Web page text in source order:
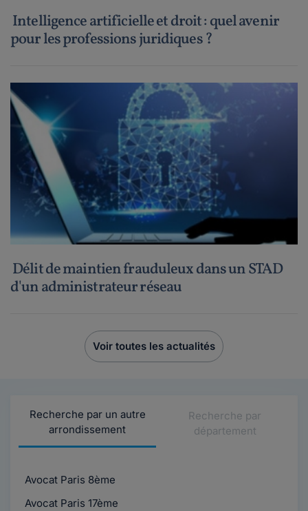
Intelligence artificielle et droit : quel avenir
pour les professions juridiques ?
Délit de maintien frauduleux dans un STAD
d'un administrateur réseau
Voir toutes les actualités
Recherche par un autre
arrondissement
Recherche par
département
Avocat Paris 8ème
Avocat Paris 17ème